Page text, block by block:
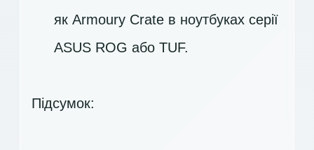
як Armoury Crate в ноутбуках серії
ASUS ROG або TUF.
Підсумок: